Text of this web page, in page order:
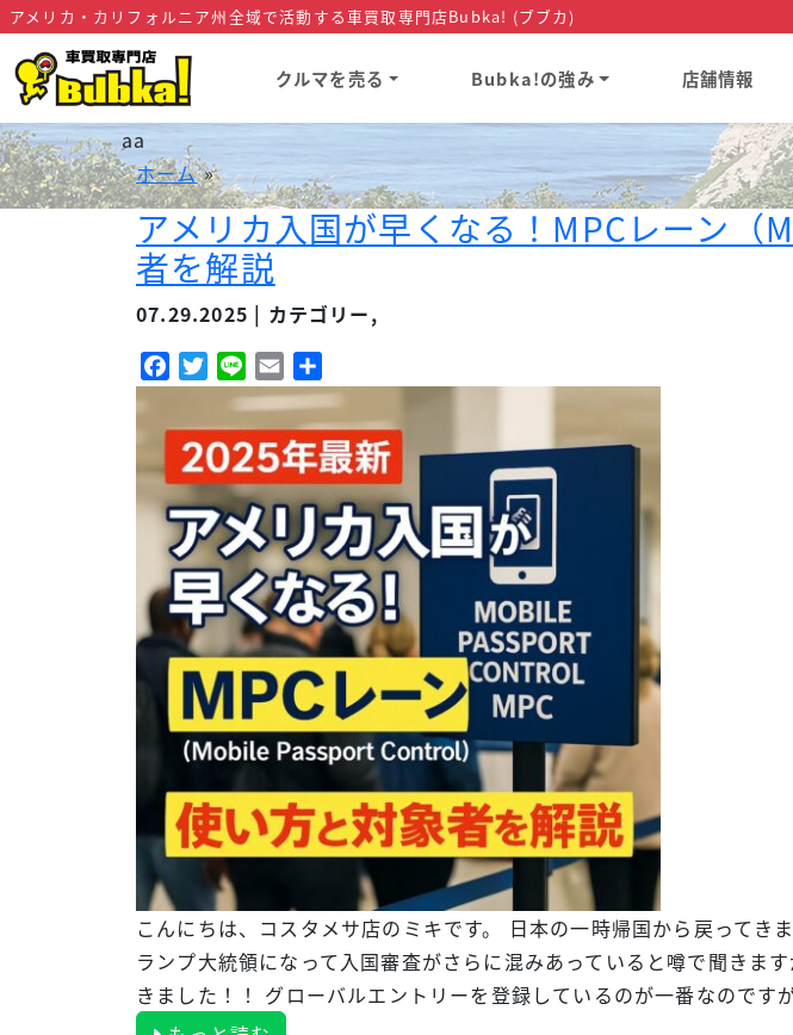
アメリカ・カリフォルニア州全域で活動する車買取専門店Bubka! (ブブカ)
クルマを売る Bubka!の強み 店舗情報
aa
ホーム»
アメリカ入国が早くなる！MPCレーン
者を解説
07.29.2025 | カテゴリー,
Facebook
Twitter
Line Email
有
こんにちは、コスタメサ店のミキです。 日本の一時帰国から戻って
ランプ大統領になって入国審査がさらに混みあっていると噂で聞き
きました！！ グローバルエントリーを登録しているのが一番なのです